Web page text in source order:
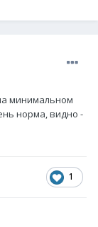
минимальном
норма, видно -
1